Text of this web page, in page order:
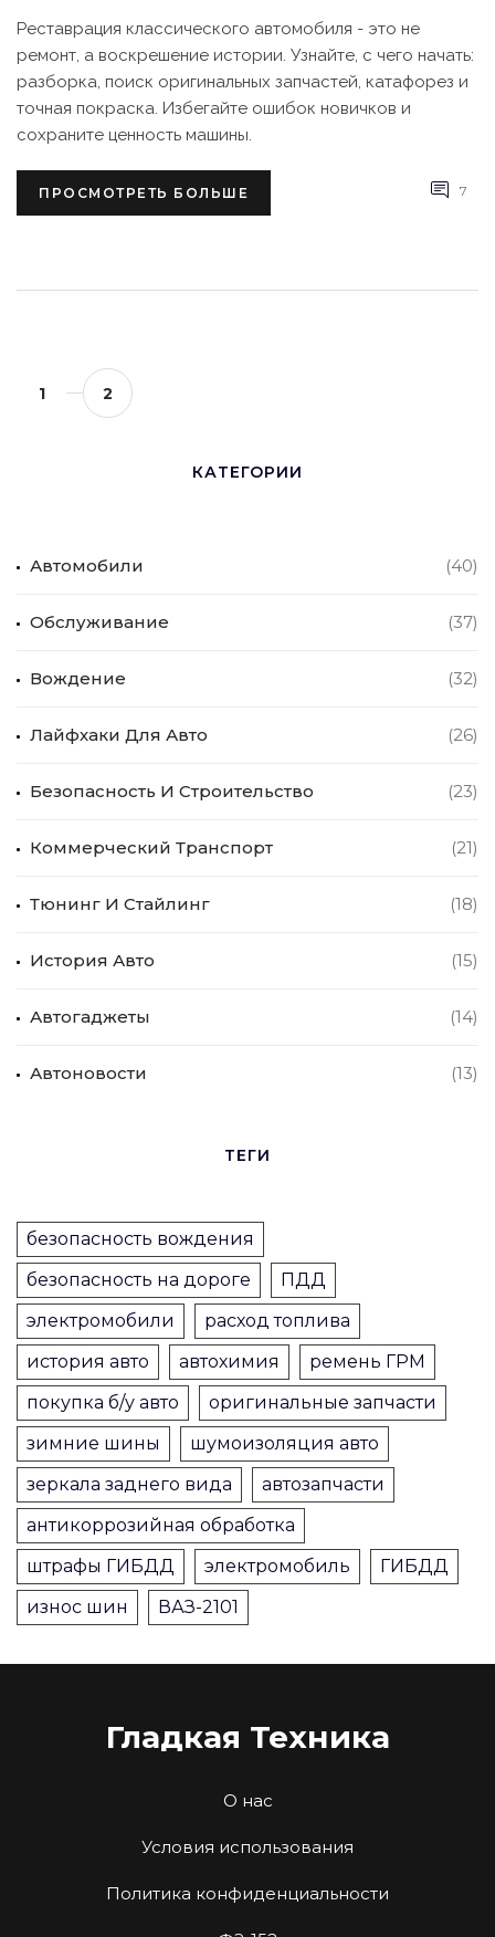
Реставрация классического автомобиля - это не
ремонт, а воскрешение истории. Узнайте, с чего начать:
разборка, поиск оригинальных запчастей, катафорез и
точная покраска. Избегайте ошибок новичков и
сохраните ценность машины.
ПРОСМОТРЕТЬ БОЛЬШЕ 7
1 2
КАТЕГОРИИ
Автомобили (40)
Обслуживание (37)
Вождение (32)
Лайфхаки Для Авто (26)
Безопасность И Строительство (23)
Коммерческий Транспорт (21)
Тюнинг И Стайлинг (18)
История Авто (15)
Автогаджеты (14)
Автоновости (13)
ТЕГИ
безопасность вождения
безопасность на дороге
ПДД
электромобили
расход топлива
история авто
автохимия
ремень ГРМ
покупка б/у авто
оригинальные запчасти
зимние шины
шумоизоляция авто
зеркала заднего вида
автозапчасти
антикоррозийная обработка
штрафы ГИБДД
электромобиль
ГИБДД
износ шин
ВАЗ-2101
Гладкая Техника
О нас
Условия использования
Политика конфиденциальности